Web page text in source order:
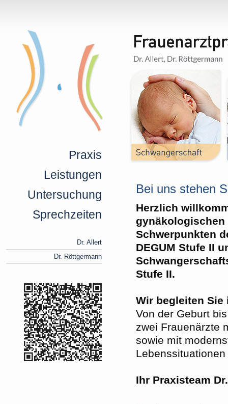
Praxis
Leistungen
Untersuchung
Sprechzeiten
Dr. Allert
Dr. Röttgermann
Bei uns stehen
Herzlich
gynäkologischen
Schwerpunkten
DEGUM Stufe II
Stufe II.
Wir begleiten
Von der Geburt
zwei Frauenärzte
sowie mit
Ihr Praxisteam